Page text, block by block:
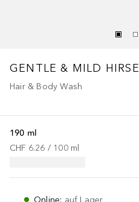
GENTLE & MILD HIRSE
Hair & Body Wash
190 ml
CHF 6.26 / 100 ml
Online: auf Lager